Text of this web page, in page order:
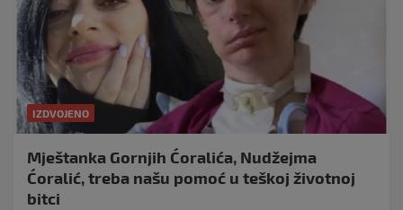
IZDVOJENO
Mještanka Gornjih Ćoralića, Nudžejma
Ćoralić, treba našu pomoć u teškoj životnoj
bitci